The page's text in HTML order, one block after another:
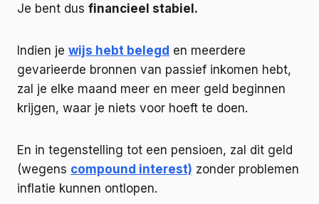
Je bent dus financieel stabiel.
Indien je wijs hebt belegd en meerdere
gevarieerde bronnen van passief inkomen hebt,
zal je elke maand meer en meer geld beginnen
krijgen, waar je niets voor hoeft te doen.
En in tegenstelling tot een pensioen, zal dit geld
(wegens compound interest) zonder problemen
inflatie kunnen ontlopen.